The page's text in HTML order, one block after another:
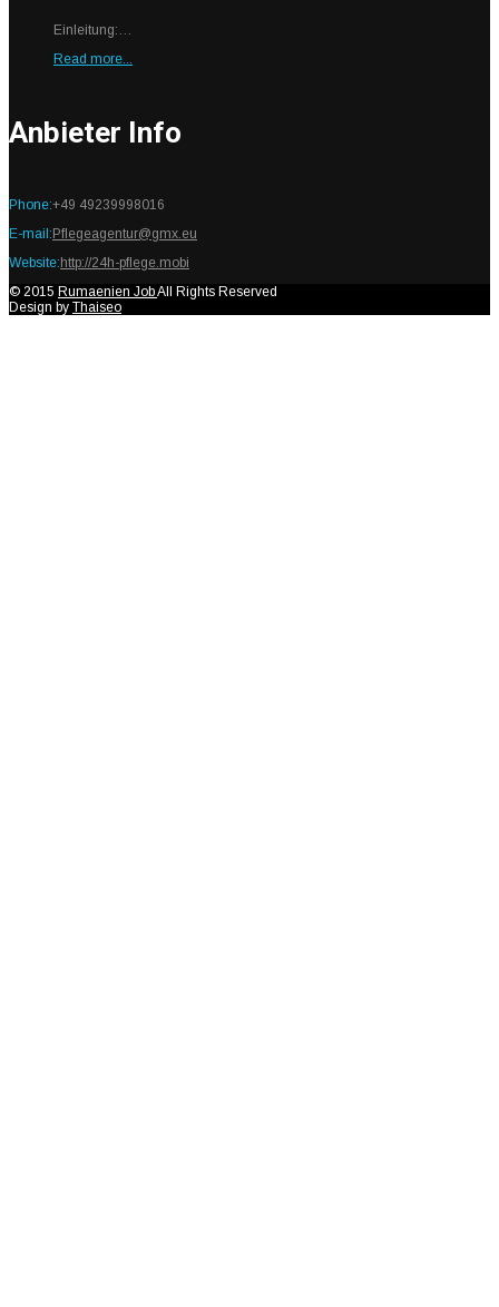
Einleitung:…
Read more...
Anbieter Info
Phone:+49 49239998016
E-mail: Pflegeagentur@gmx.eu
Website: http://24h-pflege.mobi
© 2015 Rumaenien JobAll Rights Reserved
Design by Thaiseo